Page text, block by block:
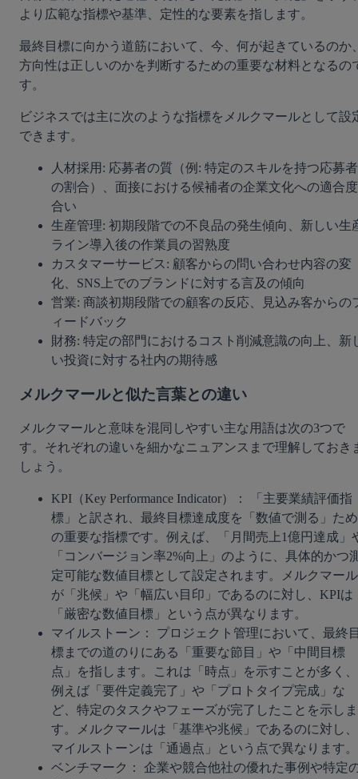
より広範な指標や基準、定性的な要素を指します。
最終目標に向かう道筋において、今、何が起きているのか
方向性は正しいのかを判断するための重要な材料となるの
す。
ビジネスでは主に次のような指標をメルクマールとして設
できます。
人材採用: 応募者の質（例: 特定のスキルを持つ応募者
の割合）、面接における候補者の企業文化への適合度
合い
生産管理: 初期段階での不良品の発生傾向、新しい生
ライン導入後の作業員の習熟度
カスタマーサービス: 顧客からの問い合わせ内容の変
化、SNS上でのブランドに対する言及の傾向
営業: 商談初期段階での顧客の反応、見込み客からの
ィードバック
財務: 特定の部門におけるコスト削減意識の向上、新
い投資に対する社内の期待感
メルクマールと似た言葉との違い
メルクマールと意味を混同しやすい主な用語は次の3つで
す。それぞれの違いを細かなニュアンスまで理解しておき
しょう。
KPI（Key Performance Indicator）： 「主要業績評価指
標」と訳され、最終目標達成度を「数値で測る」ため
の重要な指標です。例えば、「月間売上1億円達成」
「コンバージョン率2%向上」のように、具体的かつ
定可能な数値目標として設定されます。メルクマール
が「兆候」や「幅広い目印」であるのに対し、KPIは
「厳密な数値目標」という点が異なります。
マイルストーン： プロジェクト管理において、最終
標までの道のりにある「重要な節目」や「中間目標
点」を指します。これは「時点」を示すことが多く、
例えば「要件定義完了」や「プロトタイプ完成」な
ど、特定のタスクやフェーズが完了したことを示しま
す。メルクマールは「基準や兆候」であるのに対し、
マイルストーンは「通過点」という点で異なります。
ベンチマーク： 企業や競合他社の優れた事例や特定